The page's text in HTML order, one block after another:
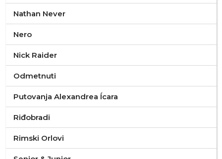
Nathan Never
Nero
Nick Raider
Odmetnuti
Putovanja Alexandrea Ícara
Riđobradi
Rimski Orlovi